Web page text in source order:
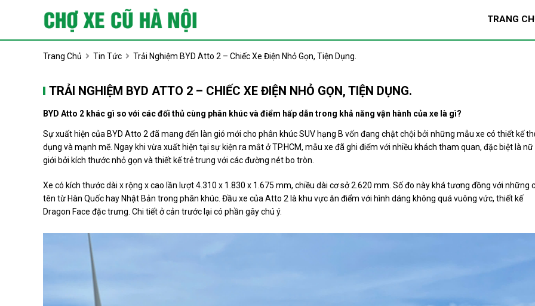
TRANG
Trang Chủ Tin Tức Trải Nghiệm BYD Atto 2 – Chiếc Xe Điện Nhỏ Gọn, Tiện Dụng.
TRẢI NGHIỆM BYD ATTO 2 – CHIẾC XE ĐIỆN NHỎ GỌN, TIỆN DỤNG.
BYD Atto 2 khác gì so với các đối thủ cùng phân khúc và điểm hấp dẫn trong khả năng vận hành của xe là gì?
Sự xuất hiện của BYD Atto 2 đã mang đến làn gió mới cho phân khúc SUV hạng B vốn đang chật chội bởi những mẫu xe có thiết kế
dụng và mạnh mẽ. Ngay khi vừa xuất hiện tại sự kiện ra mắt ở TP.HCM, mẫu xe đã ghi điểm với nhiều khách tham quan, đặc biệt là nữ
giới bởi kích thước nhỏ gọn và thiết kế trẻ trung với các đường nét bo tròn.
Xe có kích thước dài x rộng x cao lần lượt 4.310 x 1.830 x 1.675 mm, chiều dài cơ sở 2.620 mm. Số đo này khá tương đồng với những
tên từ Hàn Quốc hay Nhật Bản trong phân khúc. Đầu xe của Atto 2 là khu vực ăn điểm với hình dáng không quá vuông vức, thiết kế
Dragon Face đặc trưng. Chi tiết ở cản trước lại có phần gây chú ý.